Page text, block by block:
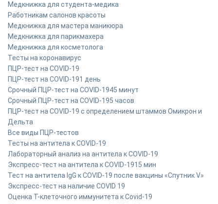
Медкнижка для студента-медика
Работникам салонов красоты
Медкнижка для мастера маникюра
Медкнижка для парикмахера
Медкнижка для косметолога
Тесты на коронавирус
ПЦР-тест на COVID-19
ПЦР-тест на COVID-191 день
Срочный ПЦР-тест на COVID-1945 минут
Срочный ПЦР-тест на COVID-195 часов
ПЦР-тест на COVID-19 с определением штаммов Омикрон и
Дельта
Все виды ПЦР-тестов
Тесты на антитела к COVID-19
Лабораторный анализ на антитела к COVID-19
Экспресс-тест на антитела к COVID-1915 мин
Тест на антитела IgG к COVID-19 после вакцины «Спутник V»
Экспресс-тест на наличие COVID 19
Оценка Т-клеточного иммунитета к Covid-19